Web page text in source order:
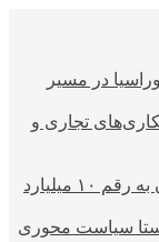
در مسیر
تجاری و
افزایش حجم تجارت بین ایران و پاکستان به رقم ۱۰ میلیارد
سیاست محوری